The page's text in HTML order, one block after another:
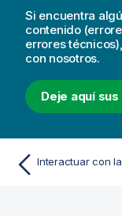
Si encuentra
contenido
errores
con nosotros.
Deje aquí